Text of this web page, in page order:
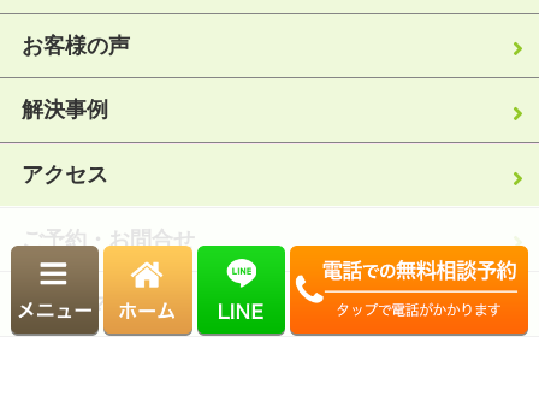
お客様の声
解決事例
アクセス
ご予約・お問合せ
サイトマップ